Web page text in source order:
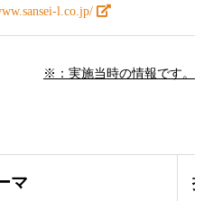
l.co.jp/
※：実施当時の情報です。
マ 提